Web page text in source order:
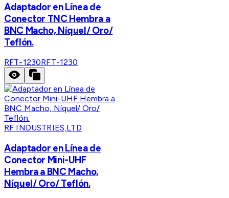
Adaptador en Línea de
Conector TNC Hembra a
BNC Macho, Níquel/ Oro/
Teflón.
RFT-1230RFT-1230
RF INDUSTRIES,LTD
Adaptador en Línea de
Conector Mini-UHF
Hembra a BNC Macho,
Níquel/ Oro/ Teflón.